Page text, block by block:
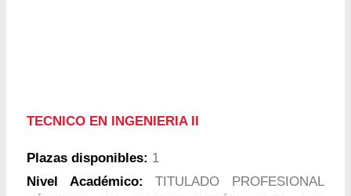
TECNICO EN INGENIERIA II
Plazas disponibles: 1
Nivel Académico: TITULADO PROFESIONAL